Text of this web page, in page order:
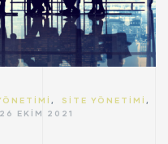
,SITE YÖNETIMI ,
26 EKIM 2021